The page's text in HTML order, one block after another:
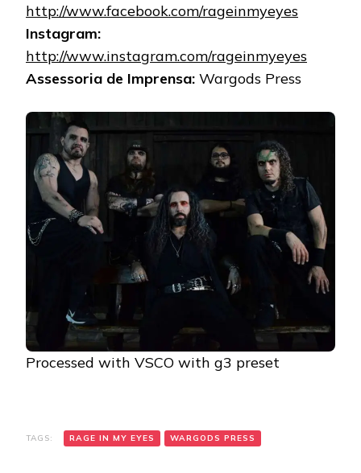
http://www.facebook.com/rageinmyeyes
Instagram:
http://www.instagram.com/rageinmyeyes
Assessoria de Imprensa: Wargods Press
Processed with VSCO with g3 preset
TAGS: RAGE IN MY EYES WARGODS PRESS